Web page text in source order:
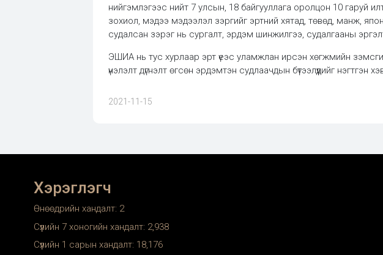
нийгэмлэгээс нийт 7 улсын, 18 байгууллага оролцон 10 гаруй
зохиол, мэдээ мэдээлэл зэргийг эртний хятад, төвөд, манж,
судалсан зэрэг нь сургалт, эрдэм шинжилгээ, судалгааны
ЭШИА нь тус хурлаар эрт үеэс уламжлан ирсэн хөгжмийн
үнэлэлт дүгнэлт өгсөн эрдэмтэн судлаачдын бүтээлүүдийг нэгтгэн
2021-11-15
Хэрэглэгч
Өнөөдрийн хандалт: 2
Сүүлийн 7 хоногийн хандалт: 2,938
Сүүлийн 1 сарын хандалт: 18,176